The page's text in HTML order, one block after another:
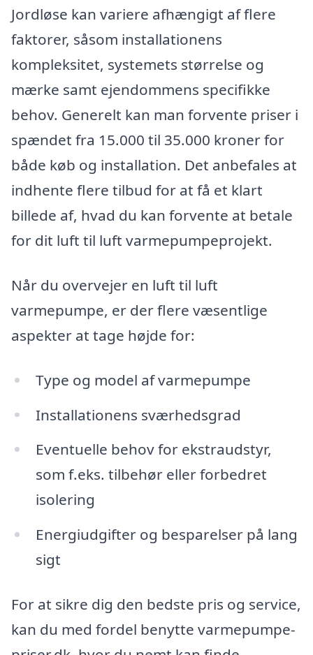
Jordløse kan variere afhængigt af flere
faktorer, såsom installationens
kompleksitet, systemets størrelse og
mærke samt ejendommens specifikke
behov. Generelt kan man forvente priser i
spændet fra 15.000 til 35.000 kroner for
både køb og installation. Det anbefales at
indhente flere tilbud for at få et klart
billede af, hvad du kan forvente at betale
for dit luft til luft varmepumpeprojekt.
Når du overvejer en luft til luft
varmepumpe, er der flere væsentlige
aspekter at tage højde for:
Type og model af varmepumpe
Installationens sværhedsgrad
Eventuelle behov for ekstraudstyr,
som f.eks. tilbehør eller forbedret
isolering
Energiudgifter og besparelser på lang
sigt
For at sikre dig den bedste pris og service,
kan du med fordel benytte varmepumpe-